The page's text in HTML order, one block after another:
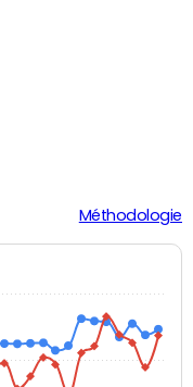
Méthodologie